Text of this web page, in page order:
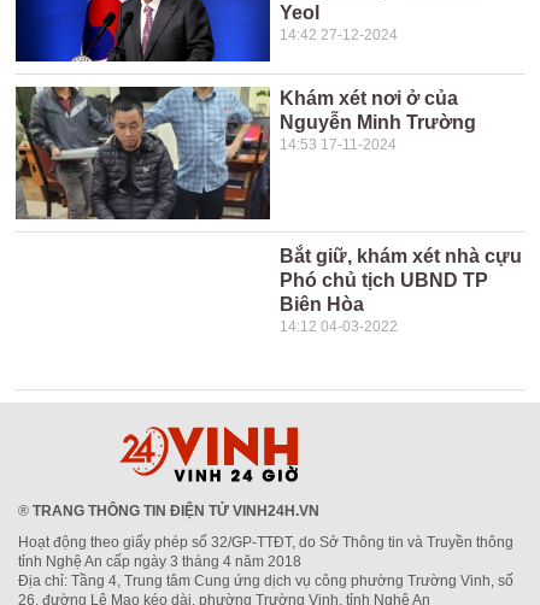
Yeol
14:42 27-12-2024
Khám xét nơi ở của
Nguyễn Minh Trường
14:53 17-11-2024
Bắt giữ, khám xét nhà cựu
Phó chủ tịch UBND TP
Biên Hòa
14:12 04-03-2022
® TRANG THÔNG TIN ĐIỆN TỬ VINH24H.VN
Hoạt động theo giấy phép số 32/GP-TTĐT, do Sở Thông tin và Truyền thông
tỉnh Nghệ An cấp ngày 3 tháng 4 năm 2018
Địa chỉ: Tầng 4, Trung tâm Cung ứng dịch vụ công phường Trường Vinh, số
26, đường Lê Mao kéo dài, phường Trường Vinh, tỉnh Nghệ An